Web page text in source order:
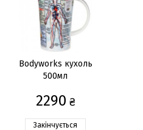
Bodyworks кухоль
500мл
2290 ₴
Закінчується